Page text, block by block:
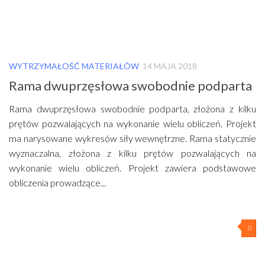
WYTRZYMAŁOŚĆ MATERIAŁÓW 14 MAJA 2018
Rama dwuprzęsłowa swobodnie podparta
Rama dwuprzęsłowa swobodnie podparta, złożona z kilku
prętów pozwalających na wykonanie wielu obliczeń. Projekt
ma narysowane wykresów siły wewnętrzne. Rama statycznie
wyznaczalna, złożona z kilku prętów pozwalających na
wykonanie wielu obliczeń. Projekt zawiera podstawowe
obliczenia prowadzące...
0